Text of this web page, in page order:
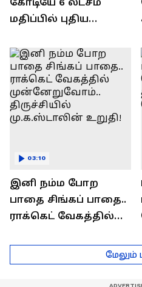
மதிப்பில் புதிய
வைத்த அமைச்சர்
செந்தில் பாலாஜி !
இனி நம்ம போற
பாதை சிங்கப் பாதை..
ராக்கெட் வேகத்தில்
திருச்சியில்
மு.க.ஸ்டாலின் உறுதி!
03:10
மேலும்